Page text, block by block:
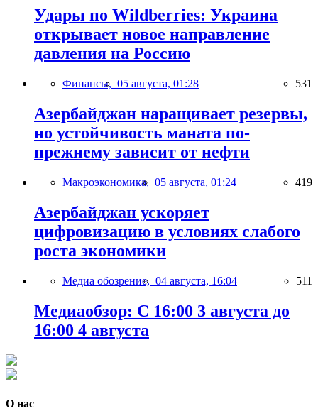
Удары по Wildberries: Украина
открывает новое направление
давления на Россию
Финансы, 05 августа, 01:28 531
Азербайджан наращивает резервы,
но устойчивость маната по-
прежнему зависит от нефти
Макроэкономика, 05 августа, 01:24 419
Азербайджан ускоряет
цифровизацию в условиях слабого
роста экономики
Медиа обозрение, 04 августа, 16:04 511
Медиаобзор: С 16:00 3 августа до
16:00 4 августа
О нас